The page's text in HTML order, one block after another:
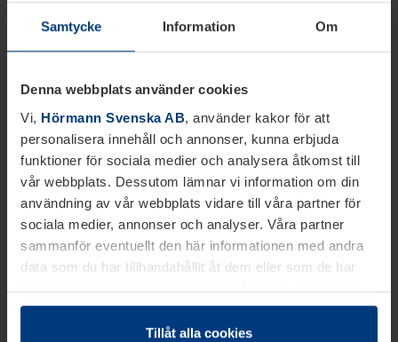
Samtycke Information Om
Denna webbplats använder cookies
Vi, Hörmann Svenska AB, använder kakor för att
personalisera innehåll och annonser, kunna erbjuda
funktioner för sociala medier och analysera åtkomst till
vår webbplats. Dessutom lämnar vi information om din
användning av vår webbplats vidare till våra partner för
sociala medier, annonser och analyser. Våra partner
sammanför eventuellt den här informationen med andra
data som du har tillhandahållit åt dem eller som de har
samlat in inom ramen för din användning av tjänsterna.
Juridiskt kan vi lagra kakor på din enhet, om de är
absolut nödvändiga för driften av den här webbplatsen.
Tillåt alla cookies